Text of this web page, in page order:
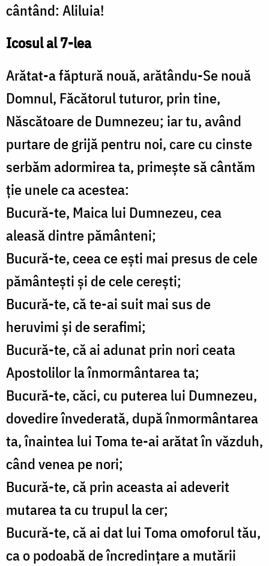
cântând: Aliluia!
Icosul al 7-lea
Arătat-a făptură nouă, arătându-Se nouă
Domnul, Făcătorul tuturor, prin tine,
Născătoare de Dumnezeu; iar tu, având
purtare de grijă pentru noi, care cu cinste
serbăm adormirea ta, primeşte să cântăm
ţie unele ca acestea:
Bucură-te, Maica lui Dumnezeu, cea
aleasă dintre pământeni;
Bucură-te, ceea ce eşti mai presus de cele
pământeşti şi de cele cereşti;
Bucură-te, că te-ai suit mai sus de
heruvimi şi de serafimi;
Bucură-te, că ai adunat prin nori ceata
Apostolilor la înmormântarea ta;
Bucură-te, căci, cu puterea lui Dumnezeu,
dovedire învederată, după înmormântarea
ta, înaintea lui Toma te-ai arătat în văzduh,
când venea pe nori;
Bucură-te, că prin aceasta ai adeverit
mutarea ta cu trupul la cer;
Bucură-te, că ai dat lui Toma omoforul tău,
ca o podoabă de încredinţare a mutării